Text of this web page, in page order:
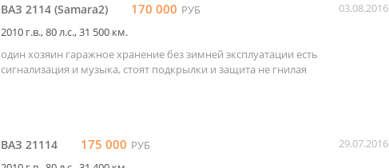
ВАЗ 2114 (Samara2) 170 000 РУБ
03.08.2016
2010 г.в., 80 л.c., 31 500 км.
один хозяин гаражное хранение без зимней эксплуатации есть
сигнализация и музыка, стоят подкрылки и защита не гнилая
ВАЗ 21114 175 000 РУБ
29.07.2016